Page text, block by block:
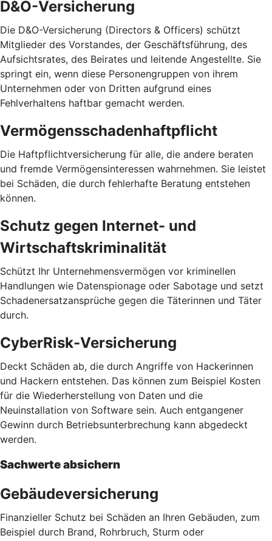
D&O-Versicherung
Die D&O-Versicherung (Directors & Officers) schützt
Mitglieder des Vorstandes, der Geschäftsführung, des
Aufsichtsrates, des Beirates und leitende Angestellte. Sie
springt ein, wenn diese Personengruppen von ihrem
Unternehmen oder von Dritten aufgrund eines
Fehlverhaltens haftbar gemacht werden.
Vermögensschadenhaftpflicht
Die Haftpflichtversicherung für alle, die andere beraten
und fremde Vermögensinteressen wahrnehmen. Sie leistet
bei Schäden, die durch fehlerhafte Beratung entstehen
können.
Schutz gegen Internet- und
Wirtschaftskriminalität
Schützt Ihr Unternehmensvermögen vor kriminellen
Handlungen wie Datenspionage oder Sabotage und setzt
Schadenersatzansprüche gegen die Täterinnen und Täter
durch.
CyberRisk-Versicherung
Deckt Schäden ab, die durch Angriffe von Hackerinnen
und Hackern entstehen. Das können zum Beispiel Kosten
für die Wiederherstellung von Daten und die
Neuinstallation von Software sein. Auch entgangener
Gewinn durch Betriebsunterbrechung kann abgedeckt
werden.
Sachwerte absichern
Gebäudeversicherung
Finanzieller Schutz bei Schäden an Ihren Gebäuden, zum
Beispiel durch Brand, Rohrbruch, Sturm oder